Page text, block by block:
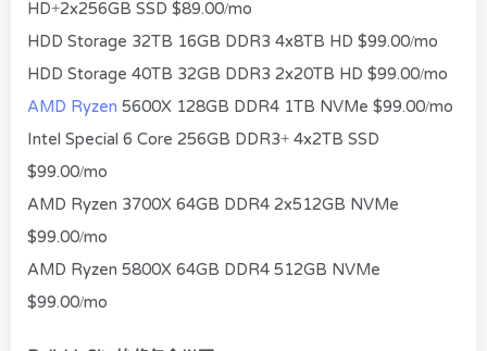
HD+2x256GB SSD $89.00/mo
HDD Storage 32TB 16GB DDR3 4x8TB HD $99.00/mo
HDD Storage 40TB 32GB DDR3 2x20TB HD $99.00/mo
AMD Ryzen 5600X 128GB DDR4 1TB NVMe $99.00/mo
Intel Special 6 Core 256GB DDR3+ 4x2TB SSD
$99.00/mo
AMD Ryzen 3700X 64GB DDR4 2x512GB NVMe
$99.00/mo
AMD Ryzen 5800X 64GB DDR4 512GB NVMe
$99.00/mo